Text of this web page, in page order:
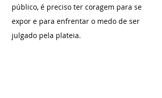
público, é preciso ter coragem para se
expor e para enfrentar o medo de ser
julgado pela plateia.